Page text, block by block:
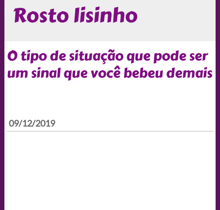
Rosto lisinho
O tipo de situação que pode ser
um sinal que você bebeu demais
09/12/2019